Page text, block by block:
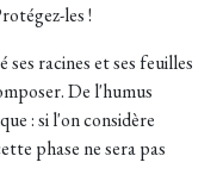
les !
racines et ses feuilles
De l'humus
: si l'on considère
phase ne sera pas